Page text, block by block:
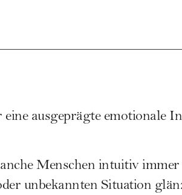
ausgeprägte emotionale
Menschen intuitiv
unbekannten Situation